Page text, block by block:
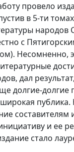
провело
в 5-ти
народов
с
Несомненно,
дал
долгие-долгие
и ее
стало